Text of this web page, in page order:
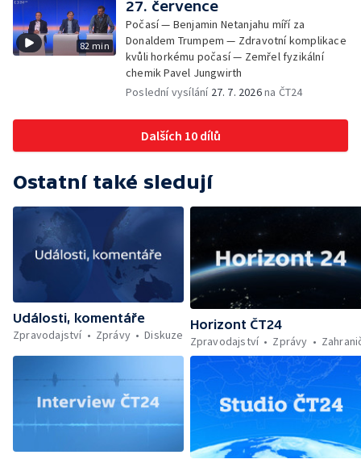
82 min
27. července
Počasí — Benjamin Netanjahu míří za
Donaldem Trumpem — Zdravotní komplikace
kvůli horkému počasí — Zemřel fyzikální
chemik Pavel Jungwirth
Poslední vysílání 27. 7. 2026na ČT24
Dalších 10 dílů
Ostatní také sledují
Události, komentáře
Zpravodajství
Zprávy Diskuze
Horizont ČT24
Zpravodajství
Zprávy